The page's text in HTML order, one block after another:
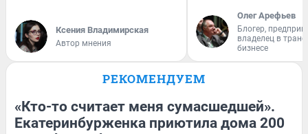
Ксения Владимирская
Автор мнения
Олег Арефьев
Блогер,
владелец в
бизнесе
РЕКОМЕНДУЕМ
«Кто-то считает меня сумасшедшей».
Екатеринбурженка приютила дома 200